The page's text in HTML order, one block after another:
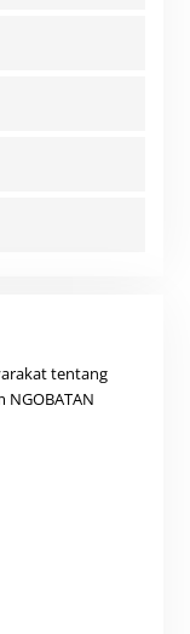
tentang
NGOBATAN